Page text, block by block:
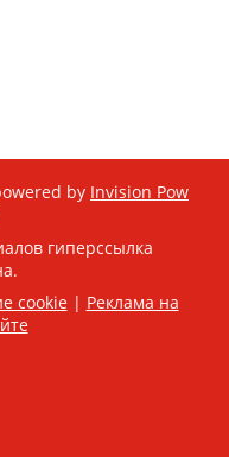
by Invision Pow
гиперссылка
cookie| Реклама на